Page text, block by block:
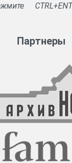
Партнеры